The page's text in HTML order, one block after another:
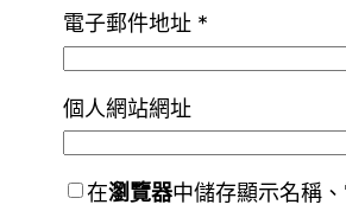
電子郵件地址 *
個人網站網址
在瀏覽器中儲存顯示名稱